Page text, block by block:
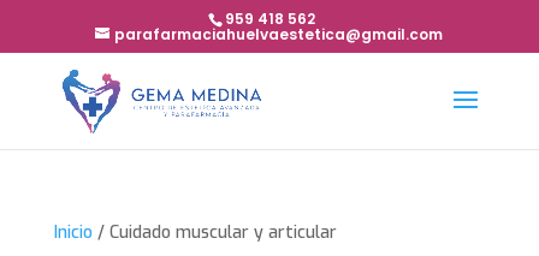
959 418 562
parafarmaciahuelvaestetica@gmail.com
Inicio / Cuidado muscular y articular